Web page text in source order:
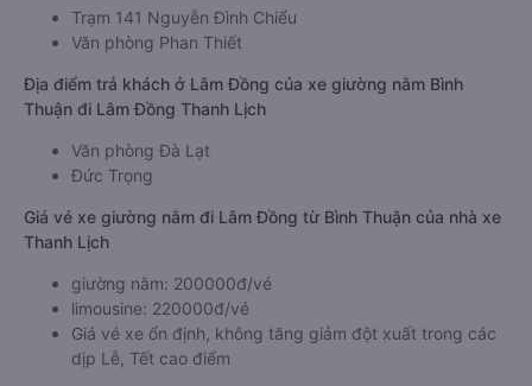
Trạm 141 Nguyễn Đình Chiểu
Văn phòng Phan Thiết
Địa điểm trả khách ở Lâm Đồng của xe giường nằm Bình
Thuận đi Lâm Đồng Thanh Lịch
Văn phòng Đà Lạt
Đức Trọng
Giá vé xe giường nằm đi Lâm Đồng từ Bình Thuận của nhà xe
Thanh Lịch
giường nằm: 200000đ/vé
limousine: 220000đ/vé
Giá vé xe ổn định, không tăng giảm đột xuất trong các
dịp Lễ, Tết cao điểm